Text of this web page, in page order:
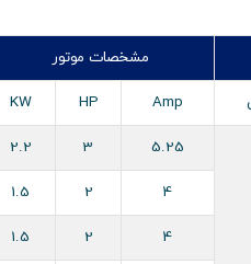
مشخصات موتور
Amp
HP
KW
5.25
3
2.2
4
2
1.5
4
2
1.5